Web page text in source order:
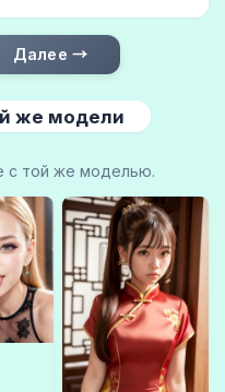
Далее →
же модели
с той же моделью.